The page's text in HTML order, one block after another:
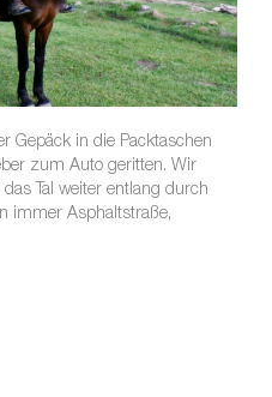
Gepäck in die Packtaschen
zum Auto geritten. Wir
Tal weiter entlang durch
immer Asphaltstraße,